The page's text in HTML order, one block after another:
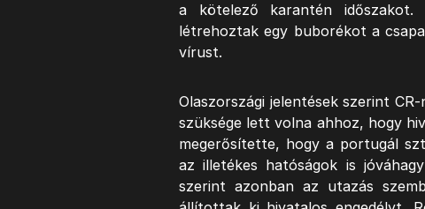
a kötelező karantén
létrehoztak egy buborékot a
vírust.
Olaszországi jelentések szerint
szüksége lett volna ahhoz, hogy
megerősítette, hogy a portugál
az illetékes hatóságok is
szerint azonban az utazás